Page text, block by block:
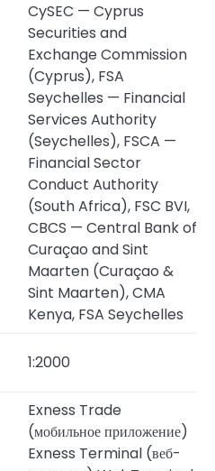
CySEC — Cyprus
Securities and
Exchange Commission
(Cyprus), FSA
Seychelles — Financial
Services Authority
(Seychelles), FSCA —
Financial Sector
Conduct Authority
(South Africa), FSC BVI,
CBCS — Central Bank of
Curaçao and Sint
Maarten (Curaçao &
Sint Maarten), CMA
Kenya, FSA Seychelles
1:2000
Exness Trade
(мобильное приложение)
Exness Terminal (веб-